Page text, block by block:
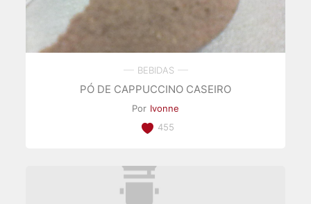
BEBIDAS
PÓ DE CAPPUCCINO CASEIRO
Por Ivonne
455